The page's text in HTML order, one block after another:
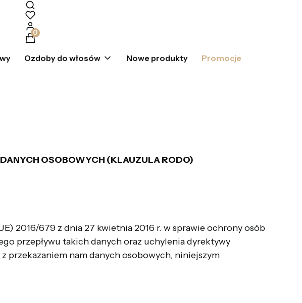
Produkty w koszyku: 0. Zobacz szczegóły
Ozdoby do włosów Nowe produkty Promocje
OSOBOWYCH (KLAUZULA RODO)
2016/679 z dnia 27 kwietnia 2016 r. w sprawie ochrony osób
przepływu takich danych oraz uchylenia dyrektywy
przekazaniem nam danych osobowych, niniejszym